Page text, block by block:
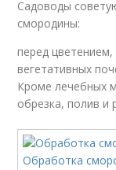
Садоводы
смородины:
перед
вегетативных
Кроме лечебных
обрезка, полив и